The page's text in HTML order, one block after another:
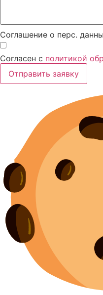
Соглашение о перс.
Согласен с политикой
Отправить заявку